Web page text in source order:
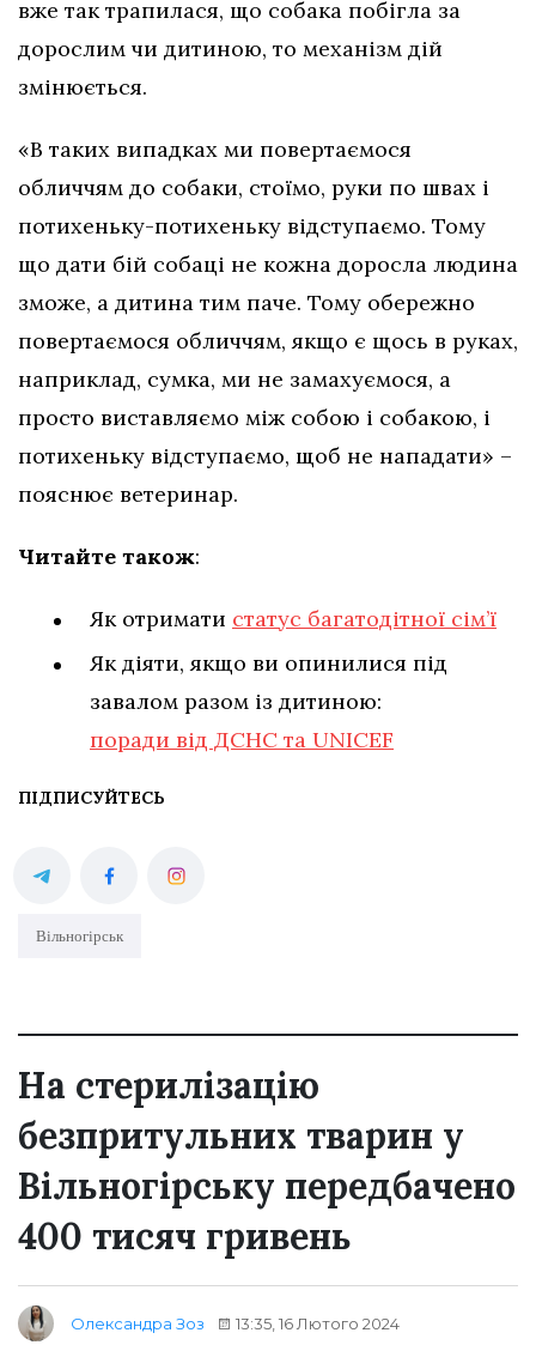
вже так трапилася, що собака побігла за
дорослим чи дитиною, то механізм дій
змінюється.
«В таких випадках ми повертаємося
обличчям до собаки, стоїмо, руки по швах і
потихеньку-потихеньку відступаємо. Тому
що дати бій собаці не кожна доросла людина
зможе, а дитина тим паче. Тому обережно
повертаємося обличчям, якщо є щось в руках,
наприклад, сумка, ми не замахуємося, а
просто виставляємо між собою і собакою, і
потихеньку відступаємо, щоб не нападати» –
пояснює ветеринар.
Читайте також:
Як отримати статус багатодітної сім’ї
Як діяти, якщо ви опинилися під
завалом разом із дитиною:
поради від ДСНС та UNICEF
ПІДПИСУЙТЕСЬ
Вільногірськ
На стерилізацію
безпритульних тварин у
Вільногірську передбачено
400 тисяч гривень
Олександра Зоз 13:35, 16 Лютого 2024